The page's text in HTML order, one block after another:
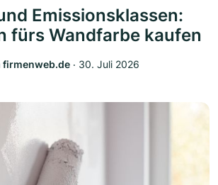
Emissionsklassen:
fürs Wandfarbe kaufen
firmenweb.de ‧ 30. Juli 2026